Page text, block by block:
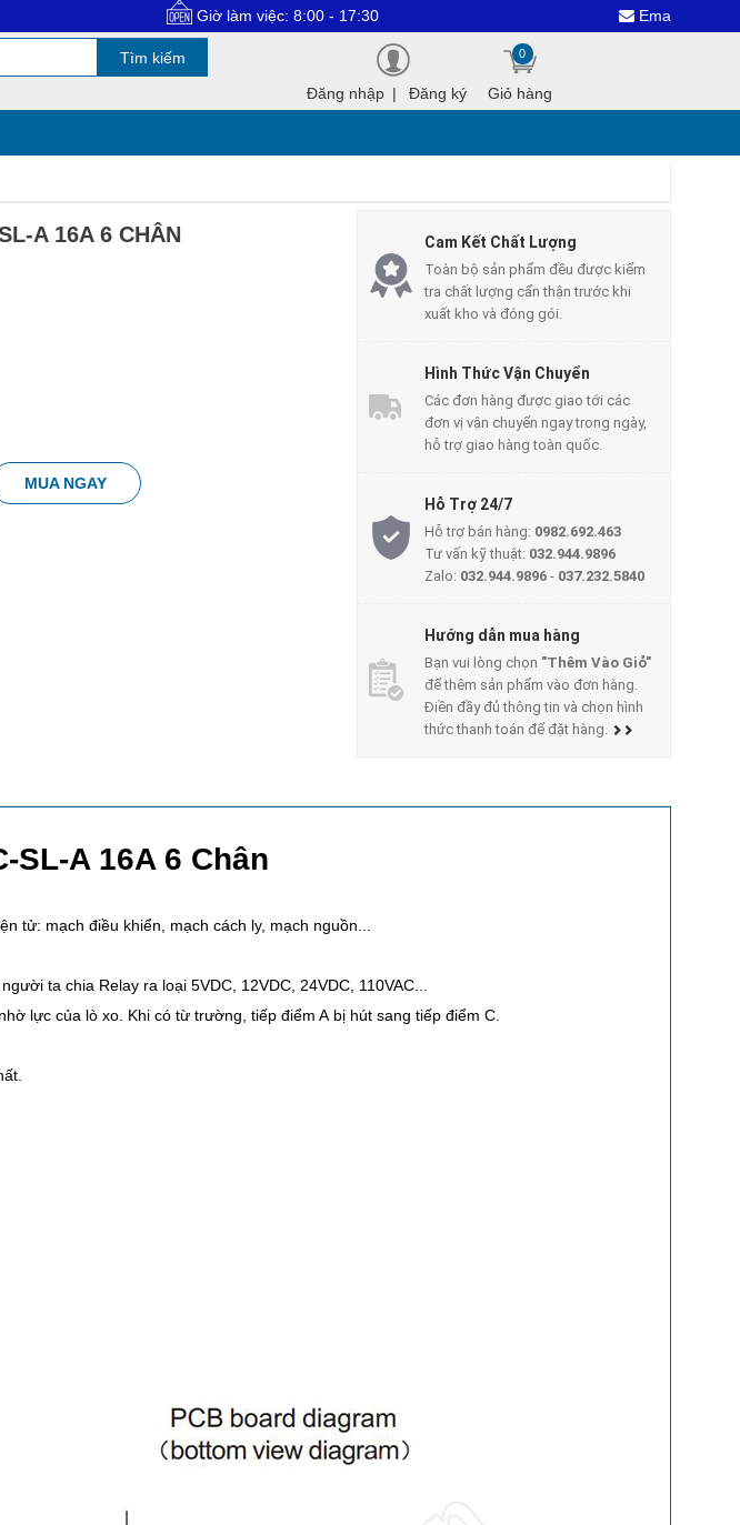
Giờ làm việc: 8:00 - 17:30 Email :
Tìm kiếm
Đăng nhập | Đăng ký Giỏ hàng
0
A 16A 6 CHÂN
MUA NGAY
Cam Kết Chất Lượng
Toàn bộ sản phẩm đều được kiểm
tra chất lượng cẩn thận trước khi
xuất kho và đóng gói.
Hình Thức Vận Chuyển
Các đơn hàng được giao tới các
đơn vị vận chuyển ngay trong ngày,
hỗ trợ giao hàng toàn quốc.
Hỗ Trợ 24/7
Hỗ trợ bán hàng: 0982.692.463
Tư vấn kỹ thuật: 032.944.9896
Zalo: 032.944.9896 - 037.232.5840
Hướng dẫn mua hàng
Bạn vui lòng chọn "Thêm Vào Giỏ"
để thêm sản phẩm vào đơn hàng.
Điền đầy đủ thông tin và chọn hình
thức thanh toán để đặt hàng.
SL-A 16A 6 Chân
tử: mạch điều khiển, mạch cách ly, mạch nguồn...
ta chia Relay ra loại 5VDC, 12VDC, 24VDC, 110VAC...
lực của lò xo. Khi có từ trường, tiếp điểm A bị hút sang tiếp điểm C.